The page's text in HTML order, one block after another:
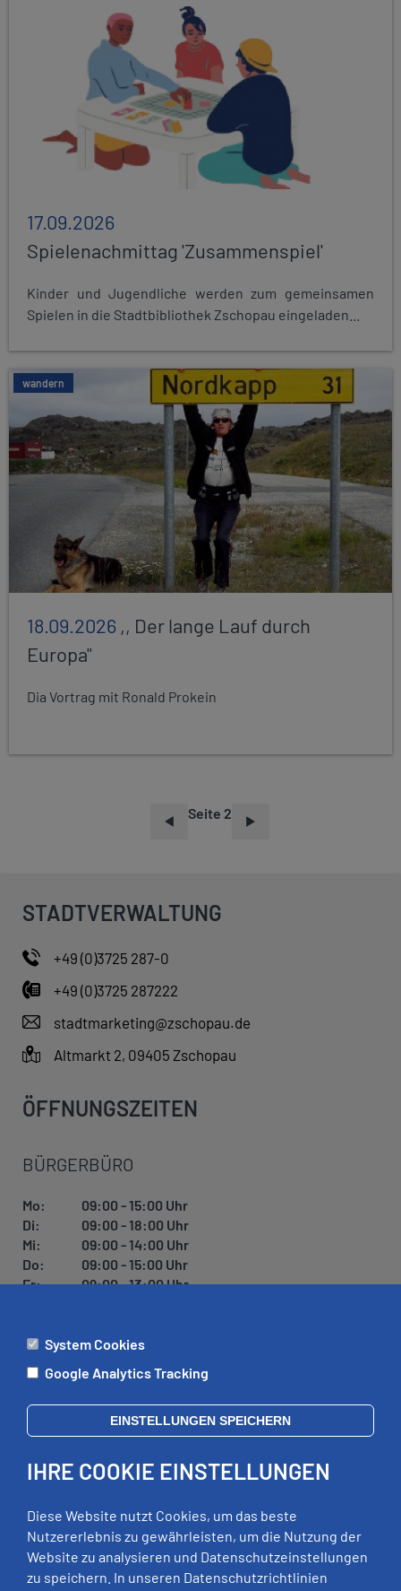
17.09.2026
Spielenachmittag 'Zusammenspiel'
Kinder und Jugendliche werden zum gemeinsamen
Spielen in die Stadtbibliothek Zschopau eingeladen...
wandern
18.09.2026 ,, Der lange Lauf durch
Europa"
Dia Vortrag mit Ronald Prokein
Seite 2
STADTVERWALTUNG
+49 (0)3725 287-0
+49 (0)3725 287222
stadtmarketing@zschopau.de
Altmarkt 2, 09405 Zschopau
ÖFFNUNGSZEITEN
BÜRGERBÜRO
Mo:
09:00 - 15:00 Uhr
Di:
09:00 - 18:00 Uhr
Mi:
09:00 - 14:00 Uhr
Do:
09:00 - 15:00 Uhr
Fr:
09:00 - 13:00 Uhr
ÄMTER
Di:
09:00 - 12:00 Uhr, 13:00 - 18:00 Uhr
Mi:
geschlossen
Fr:
09:00 - 12:00 Uhr
RECHTLICHES
System Cookies
Google Analytics Tracking
EINSTELLUNGEN SPEICHERN
IHRE COOKIE EINSTELLUNGEN
Diese Website nutzt Cookies, um das beste
Nutzererlebnis zu gewährleisten, um die Nutzung der
Website zu analysieren und Datenschutzeinstellungen
zu speichern. In unseren Datenschutzrichtlinien